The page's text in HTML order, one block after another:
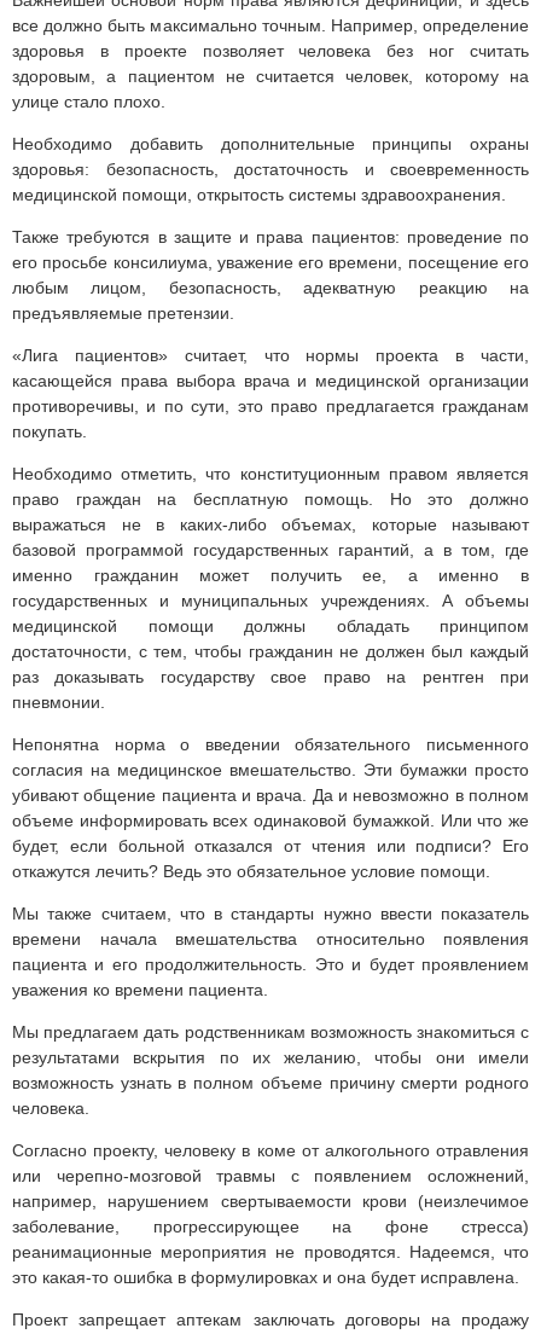
все должно быть максимально точным. Например, определение
здоровья в проекте позволяет человека без ног считать
здоровым, а пациентом не считается человек, которому на
улице стало плохо.
Необходимо добавить дополнительные принципы охраны
здоровья: безопасность, достаточность и своевременность
медицинской помощи, открытость системы здравоохранения.
Также требуются в защите и права пациентов: проведение по
его просьбе консилиума, уважение его времени, посещение его
любым лицом, безопасность, адекватную реакцию на
предъявляемые претензии.
«Лига пациентов» считает, что нормы проекта в части,
касающейся права выбора врача и медицинской организации
противоречивы, и по сути, это право предлагается гражданам
покупать.
Необходимо отметить, что конституционным правом является
право граждан на бесплатную помощь. Но это должно
выражаться не в каких-либо объемах, которые называют
базовой программой государственных гарантий, а в том, где
именно гражданин может получить ее, а именно в
государственных и муниципальных учреждениях. А объемы
медицинской помощи должны обладать принципом
достаточности, с тем, чтобы гражданин не должен был каждый
раз доказывать государству свое право на рентген при
пневмонии.
Непонятна норма о введении обязательного письменного
согласия на медицинское вмешательство. Эти бумажки просто
убивают общение пациента и врача. Да и невозможно в полном
объеме информировать всех одинаковой бумажкой. Или что же
будет, если больной отказался от чтения или подписи? Его
откажутся лечить? Ведь это обязательное условие помощи.
Мы также считаем, что в стандарты нужно ввести показатель
времени начала вмешательства относительно появления
пациента и его продолжительность. Это и будет проявлением
уважения ко времени пациента.
Мы предлагаем дать родственникам возможность знакомиться с
результатами вскрытия по их желанию, чтобы они имели
возможность узнать в полном объеме причину смерти родного
человека.
Согласно проекту, человеку в коме от алкогольного отравления
или черепно-мозговой травмы с появлением осложнений,
например, нарушением свертываемости крови (неизлечимое
заболевание, прогрессирующее на фоне стресса)
реанимационные мероприятия не проводятся. Надеемся, что
это какая-то ошибка в формулировках и она будет исправлена.
Проект запрещает аптекам заключать договоры на продажу